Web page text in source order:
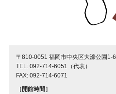
〒810-0051 福岡市中央区大濠公園1-6
TEL: 092-714-6051（代表）
FAX: 092-714-6071
［開館時間］